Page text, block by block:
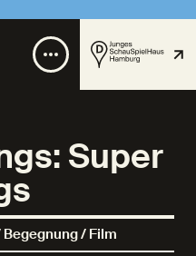
Super
/ Film